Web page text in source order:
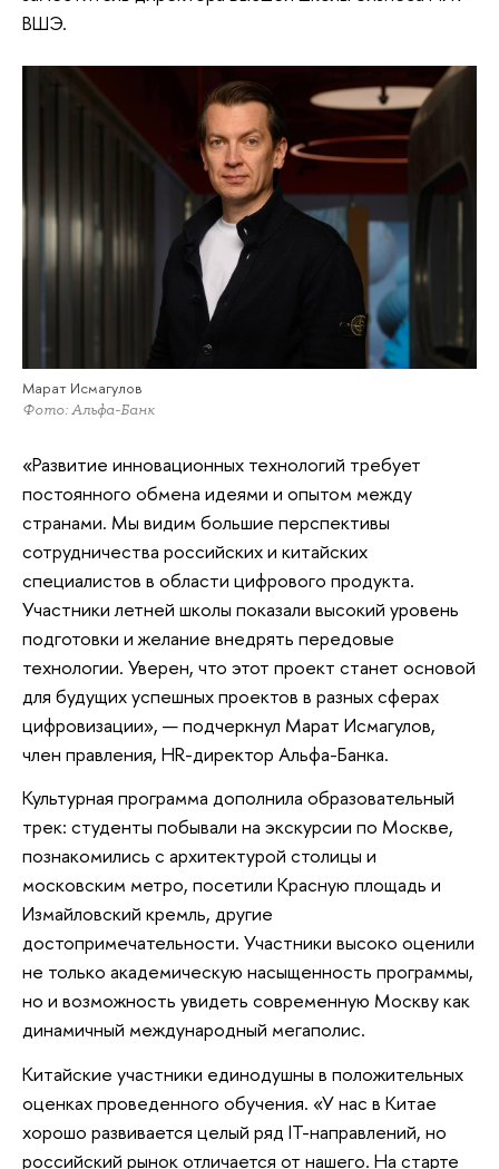
ВШЭ.
Марат Исмагулов
Фото: Альфа-Банк
«Развитие инновационных технологий требует
постоянного обмена идеями и опытом между
странами. Мы видим большие перспективы
сотрудничества российских и китайских
специалистов в области цифрового продукта.
Участники летней школы показали высокий уровень
подготовки и желание внедрять передовые
технологии. Уверен, что этот проект станет основой
для будущих успешных проектов в разных сферах
цифровизации», — подчеркнул Марат Исмагулов,
член правления, HR-директор Альфа-Банка.
Культурная программа дополнила образовательный
трек: студенты побывали на экскурсии по Москве,
познакомились с архитектурой столицы и
московским метро, посетили Красную площадь и
Измайловский кремль, другие
достопримечательности. Участники высоко оценили
не только академическую насыщенность программы,
но и возможность увидеть современную Москву как
динамичный международный мегаполис.
Китайские участники единодушны в положительных
оценках проведенного обучения. «У нас в Китае
хорошо развивается целый ряд IT-направлений, но
российский рынок отличается от нашего. На старте